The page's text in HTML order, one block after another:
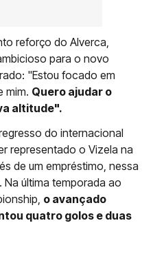
reforço do Alverca,
para o novo
"Estou focado em
mim. Quero ajudar o
altitude".
do internacional
representado o Vizela na
de um empréstimo, nessa
última temporada ao
o avançado
quatro golos e duas